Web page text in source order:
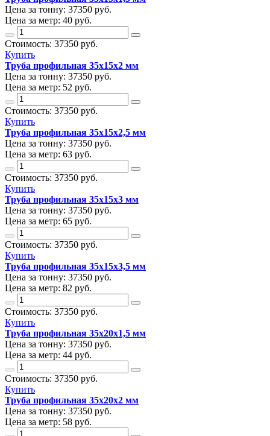
Цена за тонну: 37350 руб.
Цена за метр: 40 руб.
Стоимость: 37350 руб.
Купить
Труба профильная 35х15х2 мм
Цена за тонну: 37350 руб.
Цена за метр: 52 руб.
Стоимость: 37350 руб.
Купить
Труба профильная 35х15х2,5 мм
Цена за тонну: 37350 руб.
Цена за метр: 63 руб.
Стоимость: 37350 руб.
Купить
Труба профильная 35х15х3 мм
Цена за тонну: 37350 руб.
Цена за метр: 65 руб.
Стоимость: 37350 руб.
Купить
Труба профильная 35х15х3,5 мм
Цена за тонну: 37350 руб.
Цена за метр: 82 руб.
Стоимость: 37350 руб.
Купить
Труба профильная 35х20х1,5 мм
Цена за тонну: 37350 руб.
Цена за метр: 44 руб.
Стоимость: 37350 руб.
Купить
Труба профильная 35х20х2 мм
Цена за тонну: 37350 руб.
Цена за метр: 58 руб.